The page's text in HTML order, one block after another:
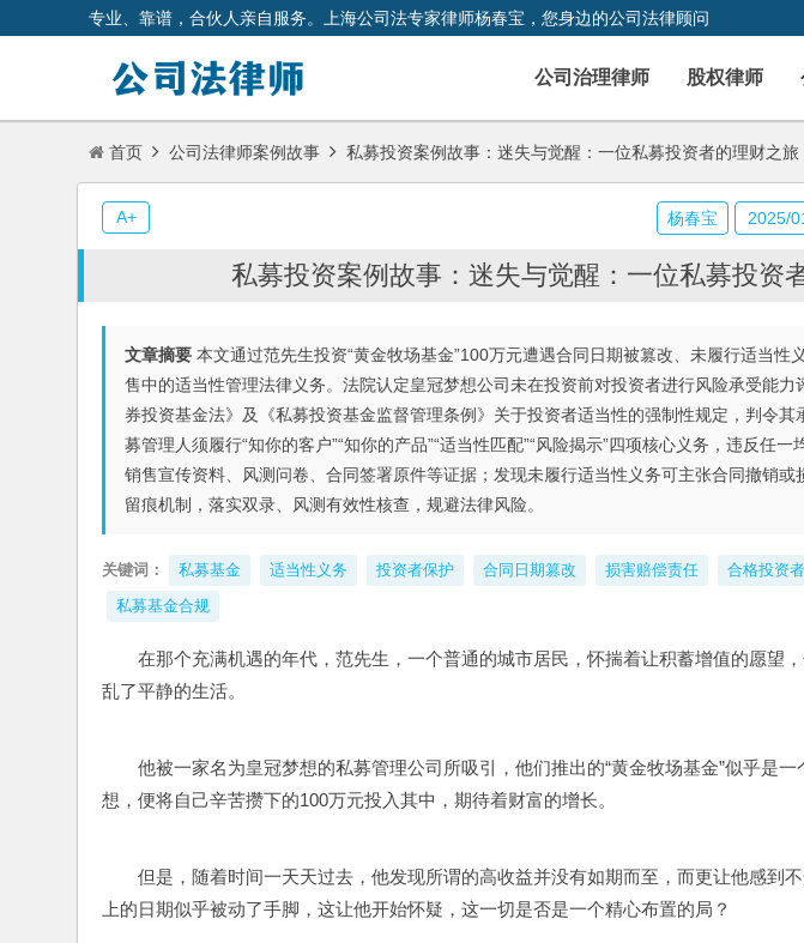
专业、靠谱，合伙人亲自服务。上海公司法专家律师杨春宝，您身边的公司法律顾问
公司治理律师 股权律师
首页 公司法律师案例故事 私募投资案例故事：迷失与觉醒：一位私募投资者的理财之旅
私募投资案例故事：迷失与觉醒：一位私募投资
文章摘要 本文通过范先生投资“黄金牧场基金”100万元遭遇合同日期被篡改、未履行适当性
售中的适当性管理法律义务。法院认定皇冠梦想公司未在投资前对投资者进行风险承受能力
券投资基金法》及《私募投资基金监督管理条例》关于投资者适当性的强制性规定，判令其
募管理人须履行“知你的客户”“知你的产品”“适当性匹配”“风险揭示”四项核心义务，违反任
销售宣传资料、风测问卷、合同签署原件等证据；发现未履行适当性义务可主张合同撤销或
留痕机制，落实双录、风测有效性核查，规避法律风险。
关键词： 私募基金 适当性义务 投资者保护 合同日期篡改 损害赔偿责任 合格投资
私募基金合规
在那个充满机遇的年代，范先生，一个普通的城市居民，怀揣着让积蓄增值的愿望
乱了平静的生活。
他被一家名为皇冠梦想的私募管理公司所吸引，他们推出的“黄金牧场基金”似乎是
想，便将自己辛苦攒下的100万元投入其中，期待着财富的增长。
但是，随着时间一天天过去，他发现所谓的高收益并没有如期而至，而更让他感到
上的日期似乎被动了手脚，这让他开始怀疑，这一切是否是一个精心布置的局？
杨春宝 2025/
A+